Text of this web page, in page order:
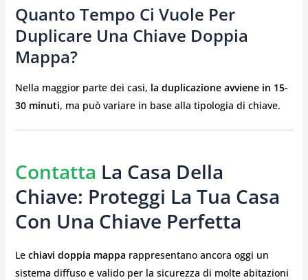
Quanto Tempo Ci Vuole Per
Duplicare Una Chiave Doppia
Mappa?
Nella maggior parte dei casi, la duplicazione avviene in 15-
30 minuti, ma può variare in base alla tipologia di chiave.
Contatta La Casa Della
Chiave: Proteggi La Tua Casa
Con Una Chiave Perfetta
Le chiavi doppia mappa rappresentano ancora oggi un
sistema diffuso e valido per la sicurezza di molte abitazioni